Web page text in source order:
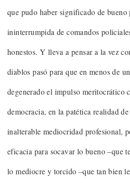
que pudo haber significado de bueno
ininterrumpida de comandos
honestos. Y lleva a pensar a la vez
diablos pasó para que en menos de
degenerado el impulso meritocrático
democracia, en la patética realidad
inalterable mediocridad profesional,
eficacia para socavar lo bueno –que
lo mediocre y torcido –que tan bien